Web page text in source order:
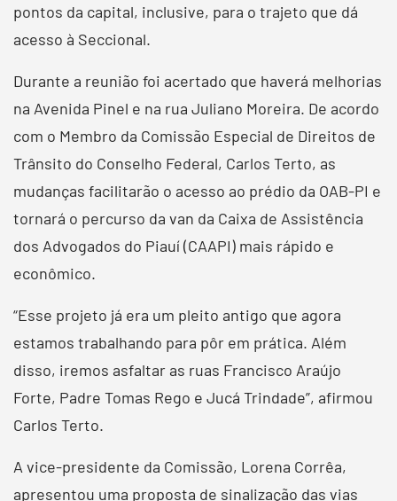
pontos da capital, inclusive, para o trajeto que dá
acesso à Seccional.
Durante a reunião foi acertado que haverá melhorias
na Avenida Pinel e na rua Juliano Moreira. De acordo
com o Membro da Comissão Especial de Direitos de
Trânsito do Conselho Federal, Carlos Terto, as
mudanças facilitarão o acesso ao prédio da OAB-PI e
tornará o percurso da van da Caixa de Assistência
dos Advogados do Piauí (CAAPI) mais rápido e
econômico.
“Esse projeto já era um pleito antigo que agora
estamos trabalhando para pôr em prática. Além
disso, iremos asfaltar as ruas Francisco Araújo
Forte, Padre Tomas Rego e Jucá Trindade”, afirmou
Carlos Terto.
A vice-presidente da Comissão, Lorena Corrêa,
apresentou uma proposta de sinalização das vias